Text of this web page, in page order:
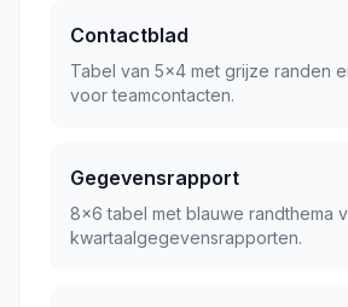
Contactblad
Tabel van 5x4 met grijze randen
voor teamcontacten.
Gegevensrapport
8x6 tabel met blauwe randthema
kwartaalgegevensrapporten.